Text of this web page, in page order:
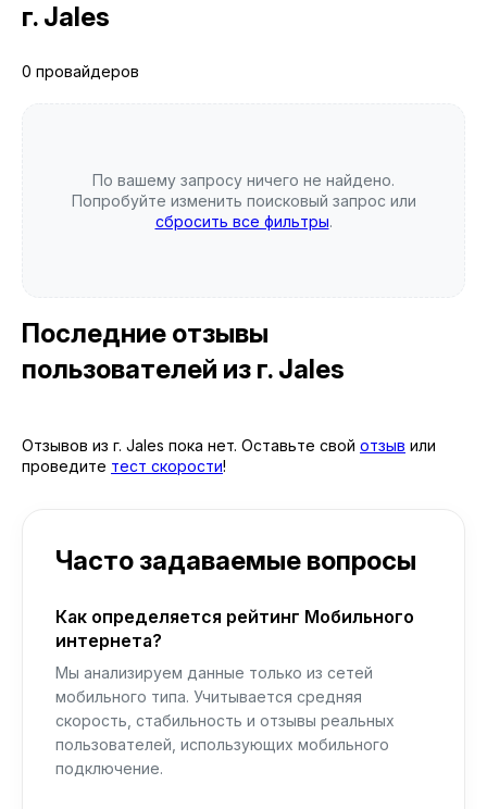
г. Jales
0 провайдеров
По вашему запросу ничего не найдено.
Попробуйте изменить поисковый запрос или
сбросить все фильтры.
Последние отзывы
пользователей из г. Jales
Отзывов из г. Jales пока нет. Оставьте свой отзыв или
проведите тест скорости!
Часто задаваемые вопросы
Как определяется рейтинг Мобильного
интернета?
Мы анализируем данные только из сетей
мобильного типа. Учитывается средняя
скорость, стабильность и отзывы реальных
пользователей, использующих мобильного
подключение.